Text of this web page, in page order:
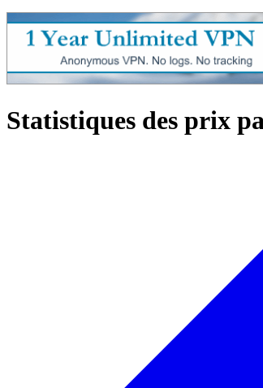
Statistiques des prix